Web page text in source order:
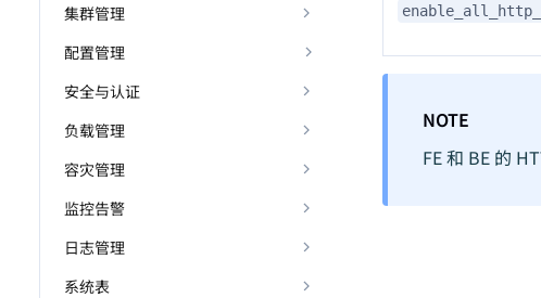
集群管理
配置管理
安全与认证
负载管理
容灾管理
监控告警
日志管理
系统表
NOTE
FE 和 BE 的